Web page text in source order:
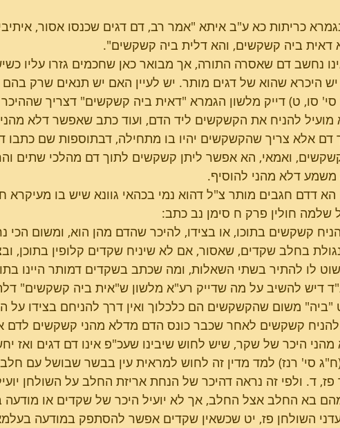
כריתות כא ע"ב איתא "אמר רב, דם דגים שכנסו אסור,
דאית ביה קשקשים, והא דלית ביה קשקשים".
נחשב דם שאסרה התורה, אך מבואר כאן שחכמים גזרו עליו
היכרא שהוא של דגים מותר. יש לעיין האם יש תנאים שרק בהם
סי' סו, ט) דייק מלשון הגמרא "דאית ביה קשקשים" דצריך
מועיל להניח את הקשקשים ליד הדם, ועוד כתב שאפשר דלא
דם אלא צריך שהקשקשים יהיו בו מתחילה, דבתוספות שם
ואמאי, הא אפשר ליתן קשקשים לתוך דם מהלכי שתים
משמע דלא מהני להוסיף.
הא דדם חגבים מותר צ"ל דהוא נמי בכהאי גוונא שיש בו
שלמה חולין פרק ח סימן נב כתב:
קשקשים בתוכו, או בצידו, להיכר שהדם מהן הוא, ומשום הכי
בחלב שקדים, שאסור, אם לא שיניח שקדים קלופין בתוכן,
לו להתיר בשתי השאלות, ומה שכתב בשקדים דמותר היינו
דיש להשיב על מה שדייק רע"א מלשון ש"אית ביה קשקשים"
"ביה" משום שהקשקשים הם כלכלוך ואין דרך להניחם בצידו על
קשקשים לאחר שכבר כונס הדם מדלא מהני קשקשים לדם
היכר של שקר, שיש לחוש שיבינו שעכ"פ אינו דם דגים ואז
סי' רנז) למד מדין זה לחוש למראית עין בבשר שבושל עם חלב
פז, ד. ולפי זה נראה דהיכר של הנחת אריזת החלב על השולחן
בא החלב אצל החלב, אך לא יועיל היכר של שקדים או מודעה
השולחן פז, יט שכשאין שקדים אפשר להסתפק במודעה
פרשת בשלח
טו בשבט - השירה של
הבריאה